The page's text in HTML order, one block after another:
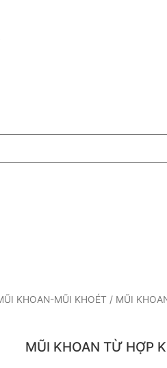
KHOAN-MŨI KHOÉT/ MŨI
MŨI KHOAN TỪ HỢP